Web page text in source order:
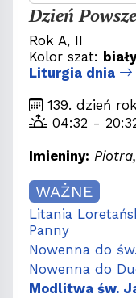
Dzień
Rok A, II
Kolor szat: biały
Liturgia dnia
139. dzień
04:32 -
Imieniny:
WAŻNE
Litania
Panny
Nowenna do
Nowenna do
Modlitwa św.